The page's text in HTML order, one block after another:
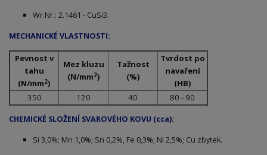
Wr.Nr.: 2.1461 - CuSi3.
MECHANICKÉ VLASTNOSTI:
Pevnost v
tahu
(N/mm2)
Mez kluzu
(N/mm2)
Tažnost
(%)
Tvrdost po
navaření
(HB)
350
120 40 80 - 90
CHEMICKÉ SLOŽENÍ SVAROVÉHO KOVU (cca):
Si 3,0%; Mn 1,0%; Sn 0,2%, Fe 0,3%; Ni 2,5%; Cu zbytek.